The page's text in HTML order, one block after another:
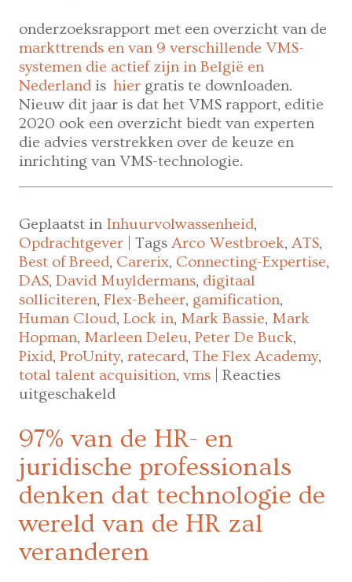
onderzoeksrapport met een overzicht van de
markttrends en van 9 verschillende VMS-
systemen die actief zijnin België en
Nederland ishier gratis te downloaden.
Nieuw dit jaar is dat het VMS rapport, editie
2020 ook een overzicht biedt van experten
die advies verstrekken over de keuze en
inrichting van VMS-technologie.
Geplaatst in Inhuurvolwassenheid,
Opdrachtgever
Tags Arco Westbroek,ATS,
Best of Breed, Carerix, Connecting-Expertise,
DAS,David Muyldermans, digitaal
solliciteren,Flex-Beheer, gamification,
Human Cloud,Lock in, Mark Bassie, Mark
Hopman, Marleen Deleu,Peter De Buck,
Pixid,ProUnity,ratecard,The Flex Academy,
total talent acquisition,vms
Reacties
uitgeschakeld
toekomst
van
VMS-
systemen:
verslag
van
een
discussiebijeenkomst
97% van de HR- en
juridische professionals
denken dat technologie de
wereld van de HR zal
veranderen